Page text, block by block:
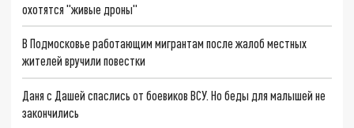
охотятся "живые дроны"
В Подмосковье работающим мигрантам после жалоб местных
жителей вручили повестки
Даня с Дашей спаслись от боевиков ВСУ. Но беды для малышей не
закончились